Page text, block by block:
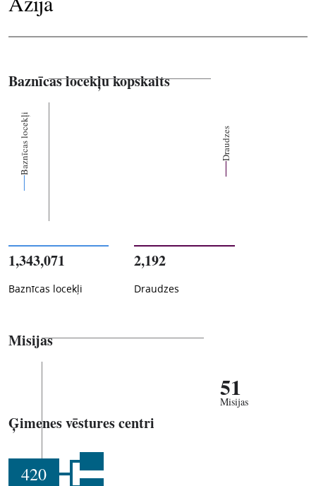
Baznīcas locekļu kopskaits
Baznīcas locekļi Draudzes
1,343,071
Baznīcas locekļi
2,192
Draudzes
Misijas
51
Misijas
Ģimenes vēstures centri
420